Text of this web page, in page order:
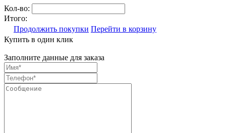
Кол-во:
Итого:
Продолжить покупки Перейти в корзину
Купить в один клик
Заполните данные для заказа